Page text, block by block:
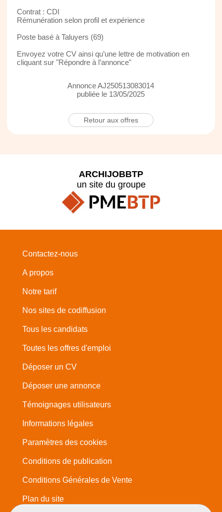
Contrat : CDI
Rémunération selon profil et expérience
Poste basé à Taluyers (69)
Envoyez votre CV ainsi qu’une lettre de motivation en
cliquant sur "Répondre à l’annonce"
Annonce AJ250513083014
publiée le 13/05/2025
Retour aux offres
ARCHIJOBBTP
un site du groupe
Contactez-nous
A propos
Notre tarif
Nos sites de codiffusion
Tous les candidats
Toutes les offres d'emploi
Déposer un CV
Déposer une annonce
Témoignages utilisateurs
Informations légales
Paramètres des cookies
Conditions de publication
Conditions Générales de Vente
Plan du site